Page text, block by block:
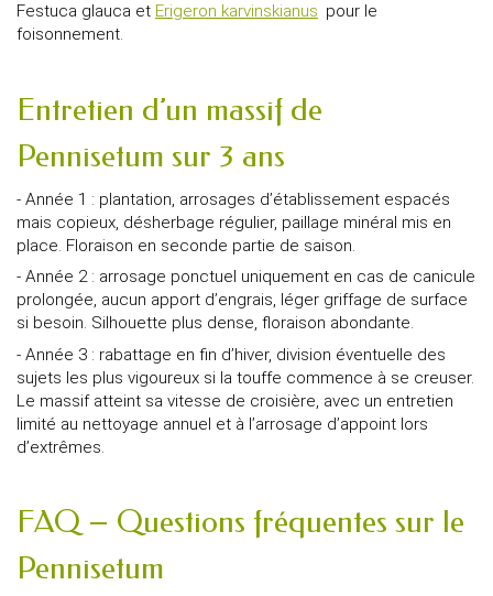
Festuca glauca et Erigeron karvinskianus pour le
foisonnement.
Entretien d’un massif de
Pennisetum sur 3 ans
- Année 1 : plantation, arrosages d’établissement espacés
mais copieux, désherbage régulier, paillage minéral mis en
place. Floraison en seconde partie de saison.
- Année 2 : arrosage ponctuel uniquement en cas de canicule
prolongée, aucun apport d’engrais, léger griffage de surface
si besoin. Silhouette plus dense, floraison abondante.
- Année 3 : rabattage en fin d’hiver, division éventuelle des
sujets les plus vigoureux si la touffe commence à se creuser.
Le massif atteint sa vitesse de croisière, avec un entretien
limité au nettoyage annuel et à l’arrosage d’appoint lors
d’extrêmes.
FAQ – Questions fréquentes sur le
Pennisetum